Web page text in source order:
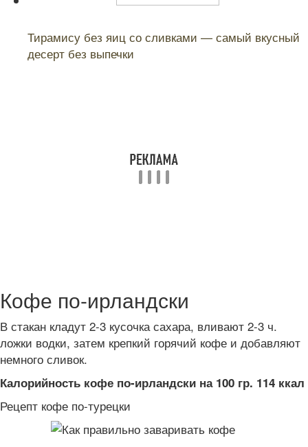
Тирамису без яиц со сливками — самый вкусный
десерт без выпечки
Кофе по-ирландски
В стакан кладут 2-3 кусочка сахара, вливают 2-3 ч.
ложки водки, затем крепкий горячий кофе и добавляют
немного сливок.
Калорийность кофе по-ирландски на 100 гр. 114 ккал
Рецепт кофе по-турецки